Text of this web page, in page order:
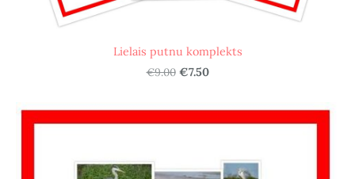
Lielais putnu komplekts
€9.00 €7.50